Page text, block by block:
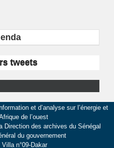
tweets
et d’analyse sur l’énergie et
de l’ouest
Direction des archives du Sénégal
du gouvernement
n°09-Dakar